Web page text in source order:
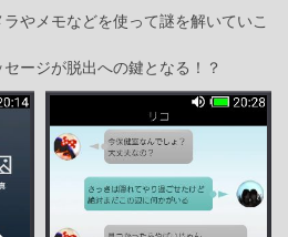
やメモなどを使って謎を解いていこ
ージが脱出への鍵となる！？